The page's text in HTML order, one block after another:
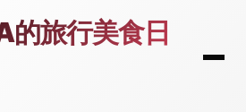
的旅行美食日